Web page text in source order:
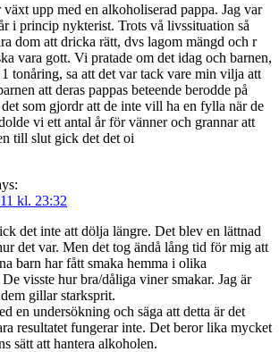
upp med en alkoholiserad pappa. Jag var
i princip nykterist. Trots vå livssituation så
dom att dricka rätt, dvs lagom mängd och r
vara gott. Vi pratade om det idag och barnen,
tonåring, sa att det var tack vare min vilja att
att deras pappas beteende berodde på
som gjordr att de inte vill ha en fylla när de
vi ett antal år för vänner och grannar att
till slut gick det det oi
kl. 23:32
det inte att dölja längre. Det blev en lättnad
det var. Men det tog ändå lång tid för mig att
barn har fått smaka hemma i olika
visste hur bra/dåliga viner smakar. Jag är
gillar starksprit.
en undersökning och säga att detta är det
resultatet fungerar inte. Det beror lika mycket
sätt att hantera alkoholen.